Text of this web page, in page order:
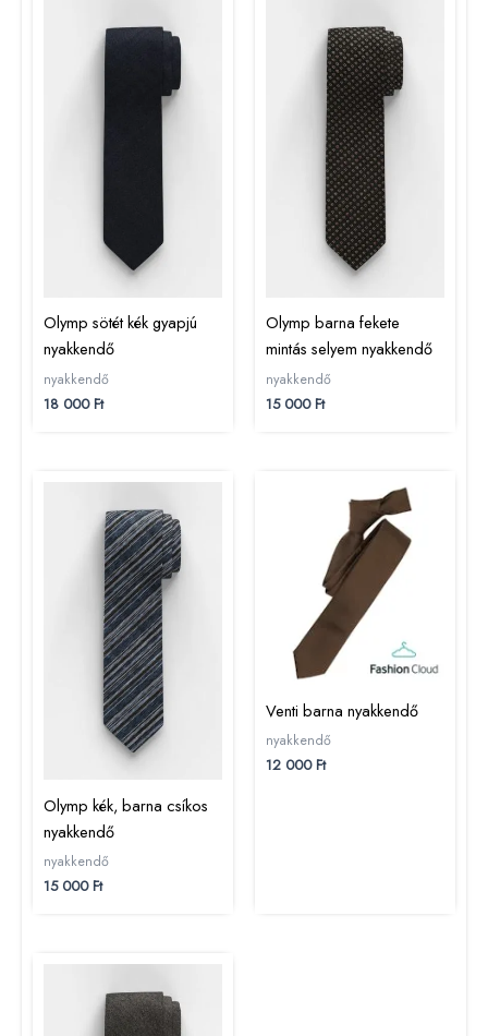
Olymp sötét kék gyapjú
nyakkendő
nyakkendő
18 000Ft
Olymp barna fekete
mintás selyem nyakkendő
nyakkendő
15 000Ft
Olymp kék, barna csíkos
nyakkendő
nyakkendő
15 000Ft
Venti barna nyakkendő
nyakkendő
12 000Ft